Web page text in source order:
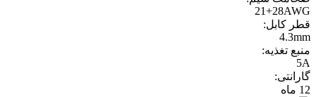
21+28AWG
قطر کابل:
4.3mm
منبع تغذیه:
5A
گارانتی:
12 ماه